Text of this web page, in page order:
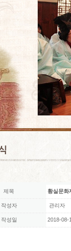
제목 황실문화
작성자 관리자
작성일 2018-08-